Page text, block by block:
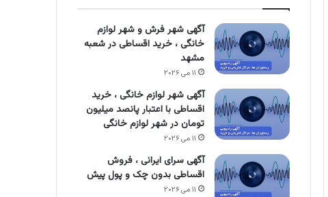
آگهی شهر فرش و شهر لوازم
خانگی ، خرید اقساطی در شعبه
مشهد
۱۱ می ۲۰۲۶
آگهی شهر لوازم خانگی ، خرید
اقساطی با اعتبار پانصد میلیون
تومان در شهر لوازم خانگی
۱۱ می ۲۰۲۶
آگهی سرای ایرانی ، فروش
اقساطی بدون چک و پول پیش
۱۱ می ۲۰۲۶